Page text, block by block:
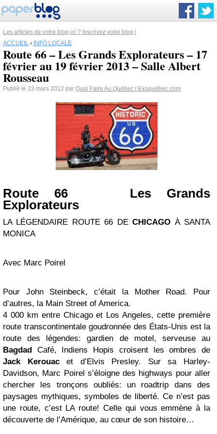
Les articles de votre blog ici ? Inscrivez votre blog !
ACCUEIL › INFO LOCALE
Route 66 – Les Grands Explorateurs – 17
février au 19 février 2013 – Salle Albert
Rousseau
Publié le 23 mars 2012 par Quoi Faire Au Québec | Exoquébec.com
Route 66 Les Grands
Explorateurs
LA LÉGENDAIRE ROUTE 66 DECHICAGO À SANTA
MONICA
Avec Marc Poirel
Pour John Steinbeck, c’était la Mother Road. Pour
d’autres, la Main Street of America.
4 000 km entre Chicago et Los Angeles, cette première
route transcontinentale goudronnée des États-Unis est la
route des légendes: gardien de motel, serveuse au
Bagdad Café, Indiens Hopis croisent les ombres de
Jack Kerouacet d’Elvis Presley. Sur sa Harley-
Davidson, Marc Poirel s’éloigne des highways pour aller
chercher les tronçons oubliés: un roadtrip dans des
paysages mythiques, symboles de liberté. Ce n’est pas
une route, c’est LA route! Celle qui vous emmène à la
découverte de l’Amérique, au cœur de son histoire…